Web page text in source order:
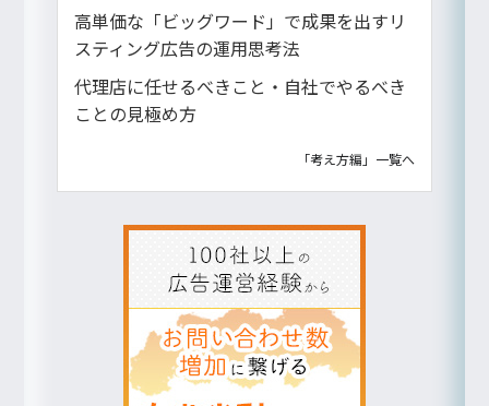
高単価な「ビッグワード」で成果を出すリ
スティング広告の運用思考法
代理店に任せるべきこと・自社でやるべき
ことの見極め方
「考え方編」一覧へ